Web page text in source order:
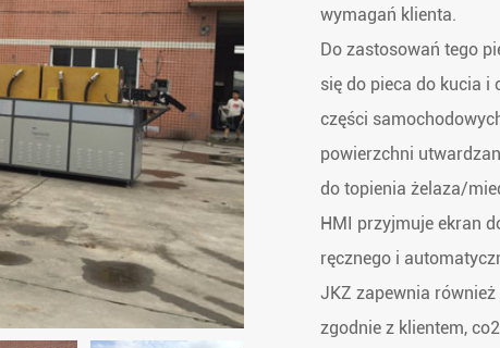
wymagań klienta.
Do zastosowań tego
się do pieca do kucia i
części
powierzchni
do topienia żelaza/
HMI przyjmuje ekran
ręcznego i
JKZ zapewnia
zgodnie z klientem,